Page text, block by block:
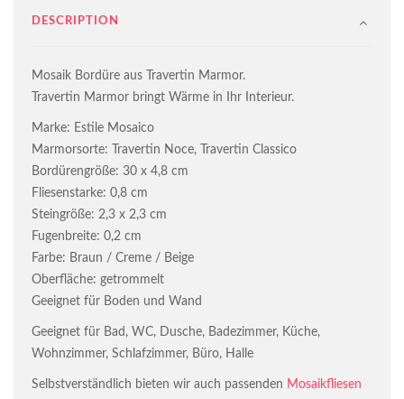
DESCRIPTION
Mosaik Bordüre aus Travertin Marmor.
Travertin Marmor bringt Wärme in Ihr Interieur.
Marke: Estile Mosaico
Marmorsorte: Travertin Noce, Travertin Classico
Bordürengröße: 30 x 4,8 cm
Fliesenstarke: 0,8 cm
Steingröße: 2,3 x 2,3 cm
Fugenbreite: 0,2 cm
Farbe: Braun / Creme / Beige
Oberfläche: getrommelt
Geeignet für Boden und Wand
Geeignet für Bad, WC, Dusche, Badezimmer, Küche,
Wohnzimmer, Schlafzimmer, Büro, Halle
Selbstverständlich bieten wir auch passenden Mosaikfliesen